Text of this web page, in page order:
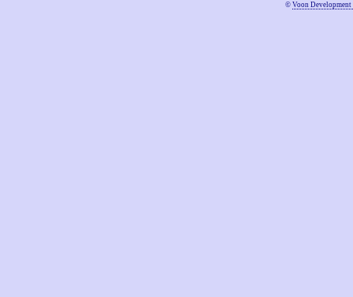
© Voon Development